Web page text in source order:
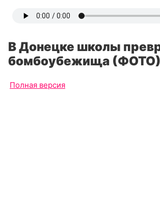
В Донецке школы
бомбоубежища (ФОТО)
Полная версия